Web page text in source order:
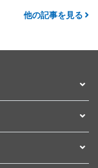
他の記事を見る